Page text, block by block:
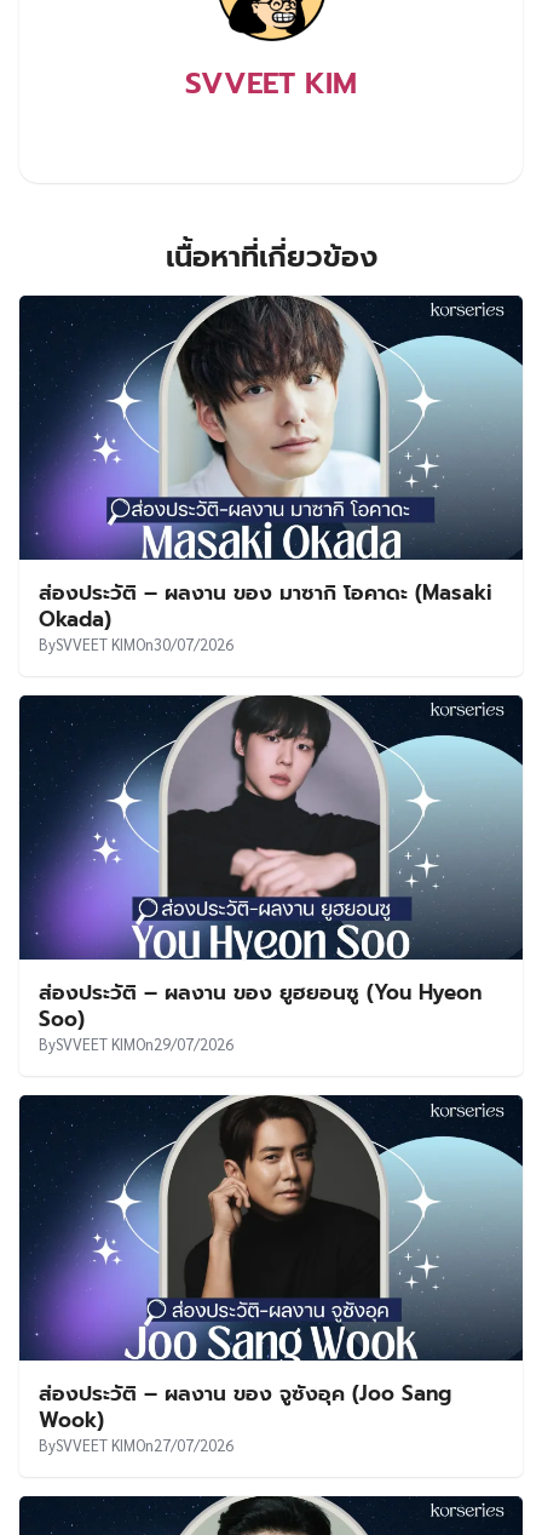
SVVEET KIM
เนื้อหาที่เกี่ยวข้อง
ส่องประวัติ – ผลงาน ของ มาซากิ โอคาดะ (Masaki
Okada)
BySVVEET KIMOn30/07/2026
ส่องประวัติ – ผลงาน ของ ยูฮยอนซู (You Hyeon
Soo)
BySVVEET KIMOn29/07/2026
ส่องประวัติ – ผลงาน ของ จูซังอุค (Joo Sang
Wook)
BySVVEET KIMOn27/07/2026